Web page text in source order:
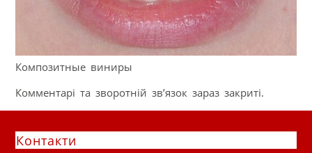
Композитные виниры
Комментарі та зворотній зв’язок зараз закриті.
Контакти